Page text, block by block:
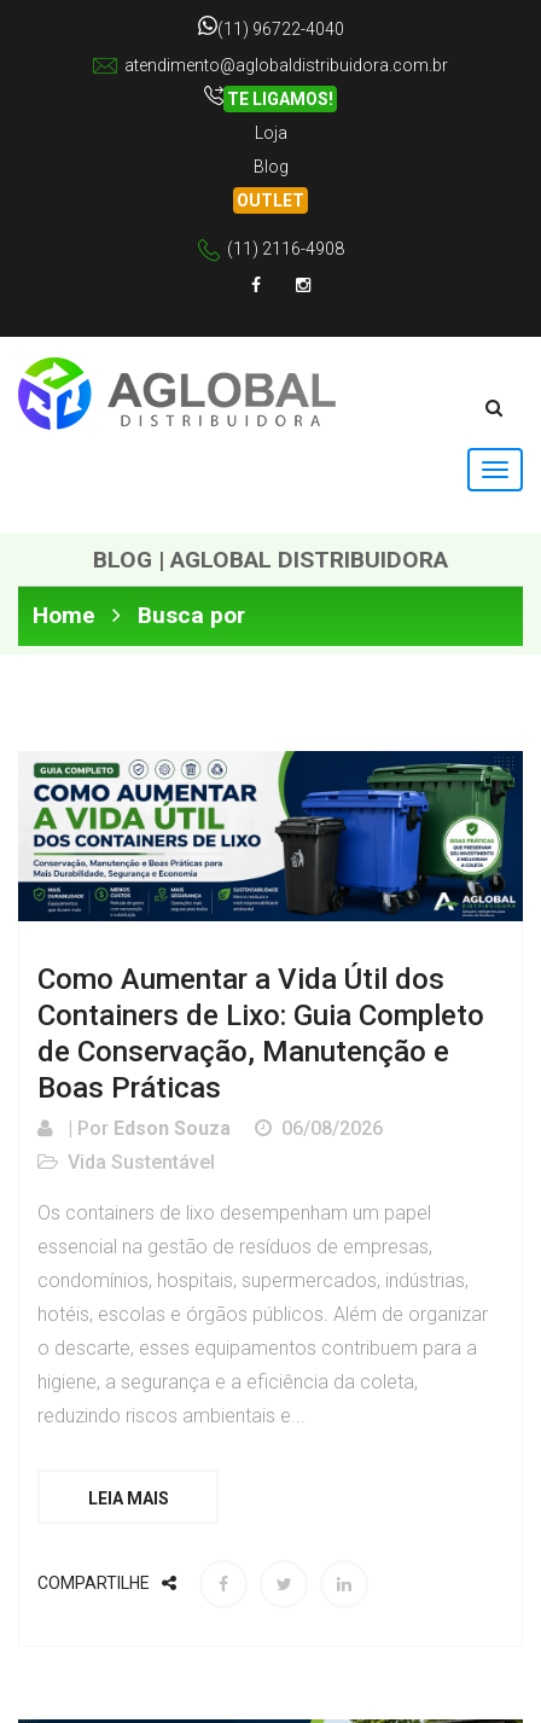
(11) 96722-4040
atendimento@aglobaldistribuidora.com.br
TE LIGAMOS!
Loja
Blog
OUTLET
(11) 2116-4908
BLOG | AGLOBAL DISTRIBUIDORA
Home
Busca por
Como Aumentar a Vida Útil dos
Containers de Lixo: Guia Completo
de Conservação, Manutenção e
Boas Práticas
| Por Edson Souza
06/08/2026
Vida Sustentável
Os containers de lixo desempenham um papel
essencial na gestão de resíduos de empresas,
condomínios, hospitais, supermercados, indústrias,
hotéis, escolas e órgãos públicos. Além de organizar
o descarte, esses equipamentos contribuem para a
higiene, a segurança e a eficiência da coleta,
reduzindo riscos ambientais e...
LEIA MAIS
COMPARTILHE